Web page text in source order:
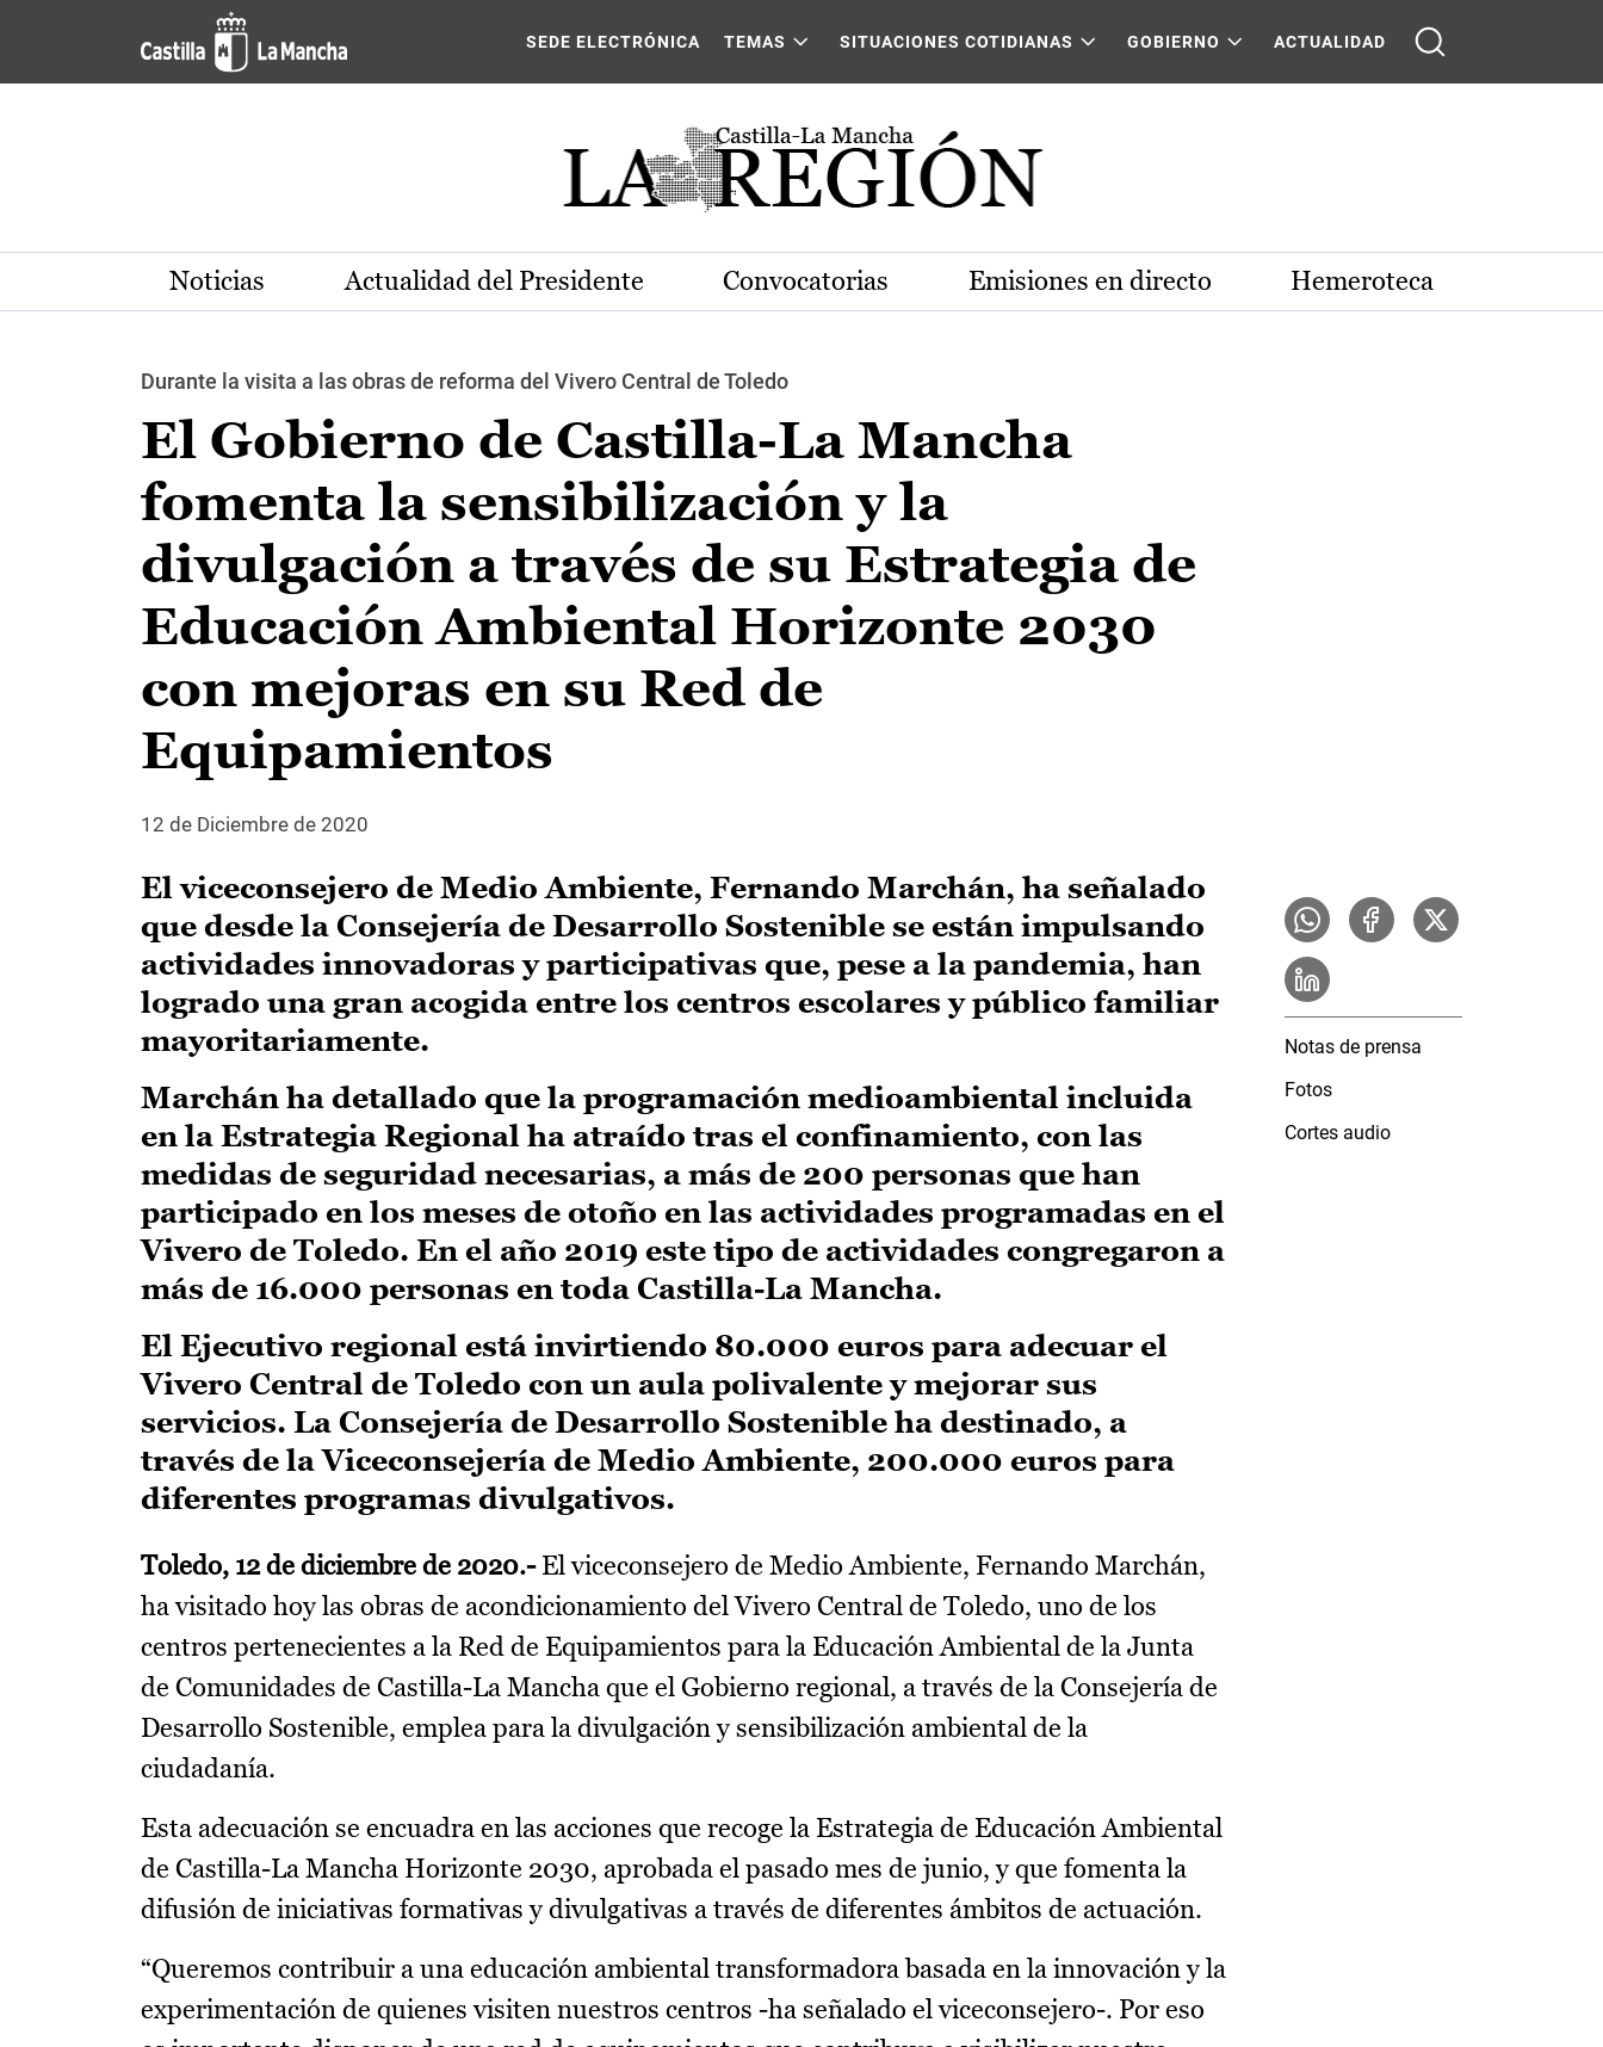
Pasar al contenido principal
SEDE ELECTRÓNICA TEMAS SITUACIONES COTIDIANAS GOBIERNO ACTUALIDAD
Noticias Actualidad del Presidente Convocatorias Emisiones en directo Hemeroteca
Durante la visita a las obras de reforma del Vivero Central de Toledo
El Gobierno de Castilla-La Mancha
fomenta la sensibilización y la
divulgación a través de su Estrategia de
Educación Ambiental Horizonte 2030
con mejoras en su Red de
Equipamientos
12 de Diciembre de 2020
El viceconsejero de Medio Ambiente, Fernando Marchán, ha señalado
que desde la Consejería de Desarrollo Sostenible se están impulsando
actividades innovadoras y participativas que, pese a la pandemia, han
logrado una gran acogida entre los centros escolares y público familiar
mayoritariamente.
Marchán ha detallado que la programación medioambiental incluida
en la Estrategia Regional ha atraído tras el confinamiento, con las
medidas de seguridad necesarias, a más de 200 personas que han
participado en los meses de otoño en las actividades programadas en el
Vivero de Toledo. En el año 2019 este tipo de actividades congregaron a
más de 16.000 personas en toda Castilla-La Mancha.
El Ejecutivo regional está invirtiendo 80.000 euros para adecuar el
Vivero Central de Toledo con un aula polivalente y mejorar sus
servicios. La Consejería de Desarrollo Sostenible ha destinado, a
través de la Viceconsejería de Medio Ambiente, 200.000 euros para
diferentes programas divulgativos.
Toledo, 12 de diciembre de 2020.-El viceconsejero de Medio Ambiente, Fernando Marchán,
ha visitado hoy las obras de acondicionamiento del Vivero Central de Toledo, uno de los
centros pertenecientes a la Red de Equipamientos para la Educación Ambiental de la Junta
de Comunidades de Castilla-La Mancha que el Gobierno regional, a través de la Consejería de
Desarrollo Sostenible, emplea para la divulgación y sensibilización ambiental de la
ciudadanía.
Esta adecuación se encuadra en las acciones que recoge la Estrategia de Educación Ambiental
de Castilla-La Mancha Horizonte 2030, aprobada el pasado mes de junio, y que fomenta la
difusión de iniciativas formativas y divulgativas a través de diferentes ámbitos de actuación.
“Queremos contribuir a una educación ambiental transformadora basada en la innovación y la
experimentación de quienes visiten nuestros centros -ha señalado el viceconsejero-. Por eso
Notas de prensa
Fotos
Cortes audio